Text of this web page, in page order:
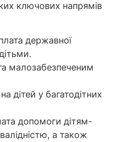
ключових напрямів
державної
малозабезпеченим
дітей у багатодітних
допомоги дітям-
а також